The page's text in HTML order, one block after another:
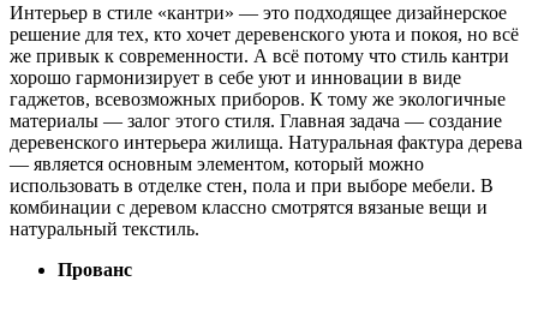
Интерьер в стиле «кантри» — это подходящее дизайнерское
решение для тех, кто хочет деревенского уюта и покоя, но всё
же привык к современности. А всё потому что стиль кантри
хорошо гармонизирует в себе уют и инновации в виде
гаджетов, всевозможных приборов. К тому же экологичные
материалы — залог этого стиля. Главная задача — создание
деревенского интерьера жилища. Натуральная фактура дерева
— является основным элементом, который можно
использовать в отделке стен, пола и при выборе мебели. В
комбинации с деревом классно смотрятся вязаные вещи и
натуральный текстиль.
Прованс